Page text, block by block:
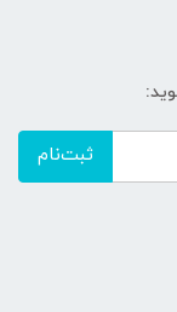
ثبت‌نام